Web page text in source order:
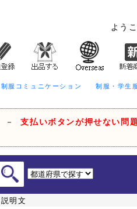
よう
制服コミュニケーション 制服・学生
支払いボタンが押せない問題
明文